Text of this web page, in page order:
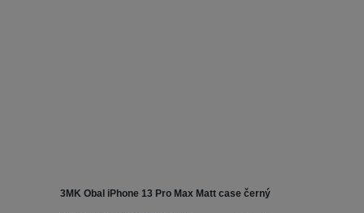
3MK Obal iPhone 13 Pro Max Matt case černý